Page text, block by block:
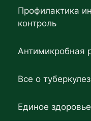
Профилактика
контроль
Антимикробная
Все о
Единое здоровье